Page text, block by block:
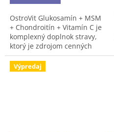
OstroVit Glukosamín + MSM
+ Chondroitín + Vitamín C je
komplexný doplnok stravy,
ktorý je zdrojom cenných
zložiek - prípravok obsahuje
okrem iného glukozamín,
chondroitín a vitamín C. Ide
Výpredaj